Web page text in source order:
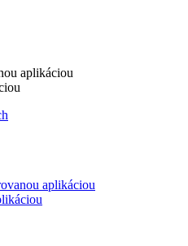
aplikáciou
aplikáciou